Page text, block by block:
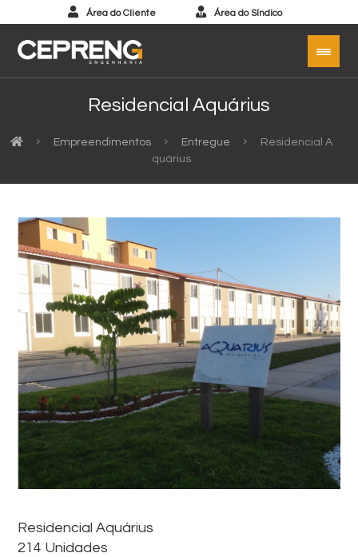
Área do Cliente Área do Síndico
Residencial Aquárius
Empreendimentos Entregue
Residencial A
quárius
Residencial Aquárius
214 Unidades